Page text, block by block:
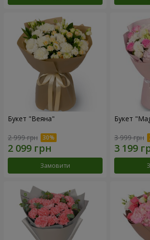
Букет "Веяна"
2 999 грн
Замовити
Букет
3 999 грн